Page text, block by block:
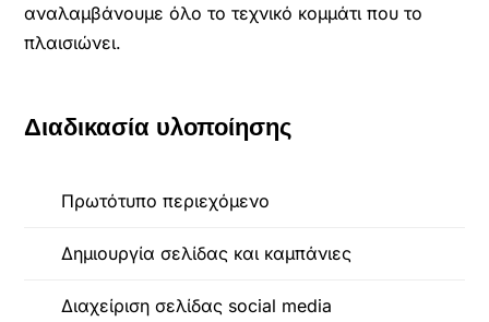
αναλαμβάνουμε όλο το τεχνικό κομμάτι που το
πλαισιώνει.
Διαδικασία υλοποίησης
Πρωτότυπο περιεχόμενο
Δημιουργία σελίδας και καμπάνιες
Διαχείριση σελίδας social media